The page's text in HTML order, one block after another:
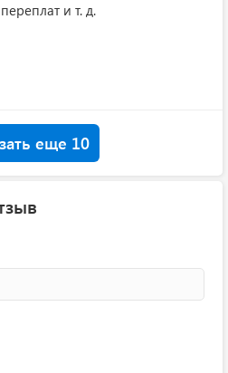
и т. д.
еще 10